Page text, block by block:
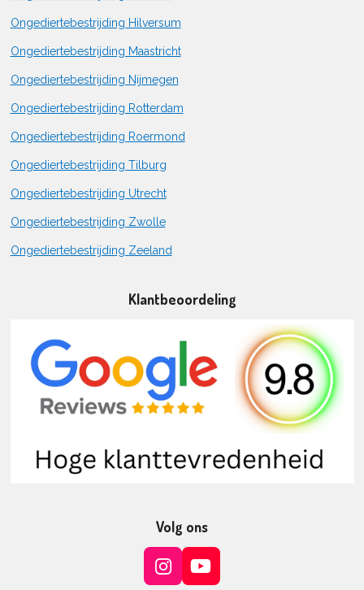
Ongediertebestrijding Hilversum
Ongediertebestrijding Maastricht
Ongediertebestrijding Nijmegen
Ongediertebestrijding Rotterdam
Ongediertebestrijding Roermond
Ongediertebestrijding Tilburg
Ongediertebestrijding Utrecht
Ongediertebestrijding Zwolle
Ongediertebestrijding Zeeland
Klantbeoordeling
Volg ons
I
Y